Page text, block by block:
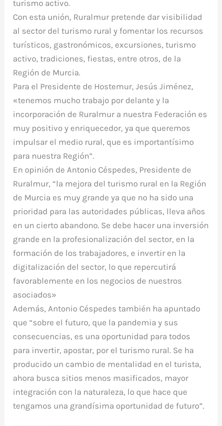
turismo activo.
Con esta unión, Ruralmur pretende dar visibilidad
al sector del turismo rural y fomentar los recursos
turísticos, gastronómicos, excursiones, turismo
activo, tradiciones, fiestas, entre otros, de la
Región de Murcia.
Para el Presidente de Hostemur, Jesús Jiménez,
«tenemos mucho trabajo por delante y la
incorporación de Ruralmur a nuestra Federación es
muy positivo y enriquecedor, ya que queremos
impulsar el medio rural, que es importantísimo
para nuestra Región”.
En opinión de Antonio Céspedes, Presidente de
Ruralmur, “la mejora del turismo rural en la Región
de Murcia es muy grande ya que no ha sido una
prioridad para las autoridades públicas, lleva años
en un cierto abandono. Se debe hacer una inversión
grande en la profesionalización del sector, en la
formación de los trabajadores, e invertir en la
digitalización del sector, lo que repercutirá
favorablemente en los negocios de nuestros
asociados»
Además, Antonio Céspedes también ha apuntado
que “sobre el futuro, que la pandemia y sus
consecuencias, es una oportunidad para todos
para invertir, apostar, por el turismo rural. Se ha
producido un cambio de mentalidad en el turista,
ahora busca sitios menos masificados, mayor
integración con la naturaleza, lo que hace que
tengamos una grandísima oportunidad de futuro”.